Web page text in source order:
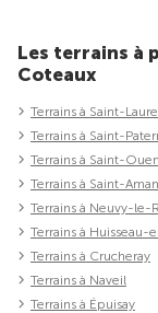
Les terrains à
Coteaux
Terrains à Saint-
Terrains à Saint-
Terrains à Saint-Ouen
Terrains à Saint-
Terrains à Neuvy-le-
Terrains à Huisseau-
Terrains à Crucheray
Terrains à Naveil
Terrains à Épuisay